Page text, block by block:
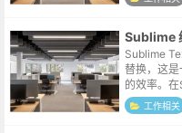
能active控
Sublime
Sublime
替换，这
的效率。
开替换对话
工作相关